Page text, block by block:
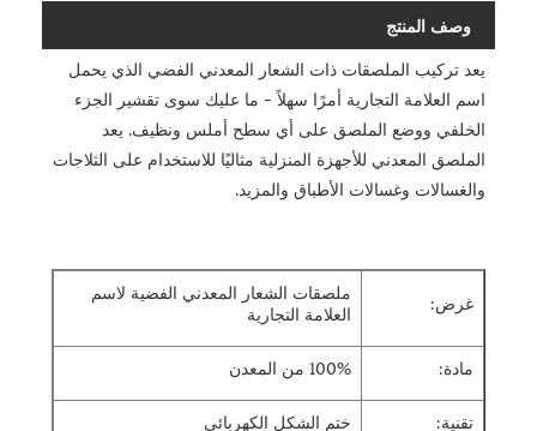
وصف المنتج
يعد تركيب الملصقات ذات الشعار المعدني الفضي الذي يحمل
اسم العلامة التجارية أمرًا سهلاً - ما عليك سوى تقشير الجزء
الخلفي ووضع الملصق على أي سطح أملس ونظيف. يعد
الملصق المعدني للأجهزة المنزلية مثاليًا للاستخدام على الثلاجات
والغسالات وغسالات الأطباق والمزيد.
غرض:
ملصقات الشعار المعدني الفضية لاسم
العلامة التجارية
مادة: 100% من المعدن
تقنية: ختم الشكل الكهربائي